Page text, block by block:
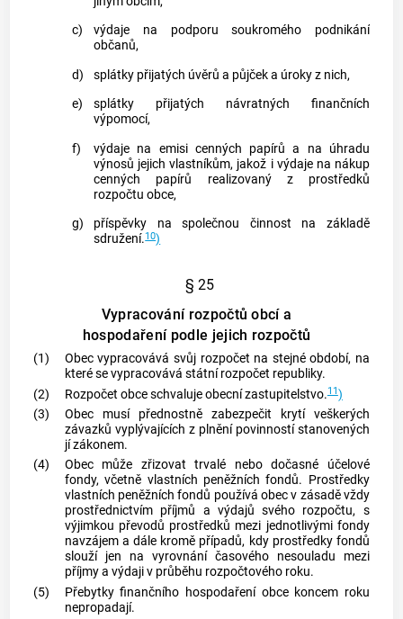
c)
výdaje na podporu soukromého podnikání
občanů,
d)
splátky přijatých úvěrů a půjček a úroky z nich,
e)
splátky přijatých návratných finančních
výpomocí,
f)
výdaje na emisi cenných papírů a na úhradu
výnosů jejich vlastníkům, jakož i výdaje na nákup
cenných papírů realizovaný z prostředků
rozpočtuobce,
g)
příspěvky na společnou činnost na základě
sdružení.10)
§ 25
Vypracování rozpočtů obcí a
hospodaření podle jejich rozpočtů
(1) Obecvypracovává svůj rozpočet na stejné období, na
které se vypracovává státní rozpočet republiky.
(2)
Rozpočet obceschvaluje obecní zastupitelstvo.11)
(3)
Obecmusí přednostně zabezpečit krytí veškerých
závazků vyplývajících z plnění povinností stanovených
jí zákonem.
(4)
Obecmůže zřizovat trvalé nebo dočasné účelové
fondy, včetně vlastních peněžních fondů. Prostředky
vlastních peněžních fondů používá obecv zásadě vždy
prostřednictvím příjmů a výdajů svého rozpočtu, s
výjimkou převodů prostředků mezi jednotlivými fondy
navzájem a dále kromě případů, kdy prostředky fondů
slouží jen na vyrovnání časového nesouladu mezi
příjmy a výdaji v průběhu rozpočtového roku.
(5)
Přebytky finančního hospodaření obcekoncem roku
nepropadají.